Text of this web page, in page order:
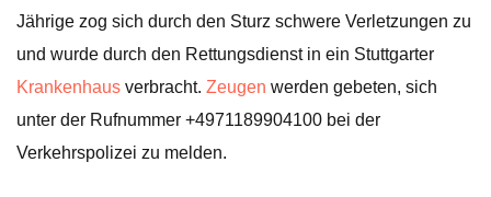
Jährige zog sich durch den Sturz schwere Verletzungen zu
und wurde durch den Rettungsdienst in ein Stuttgarter
Krankenhaus verbracht. Zeugen werden gebeten, sich
unter der Rufnummer +4971189904100 bei der
Verkehrspolizei zu melden.